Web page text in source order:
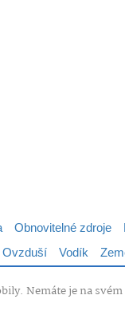
Obnovitelné zdroje
Ovzduší Vodík
Nemáte je na svém